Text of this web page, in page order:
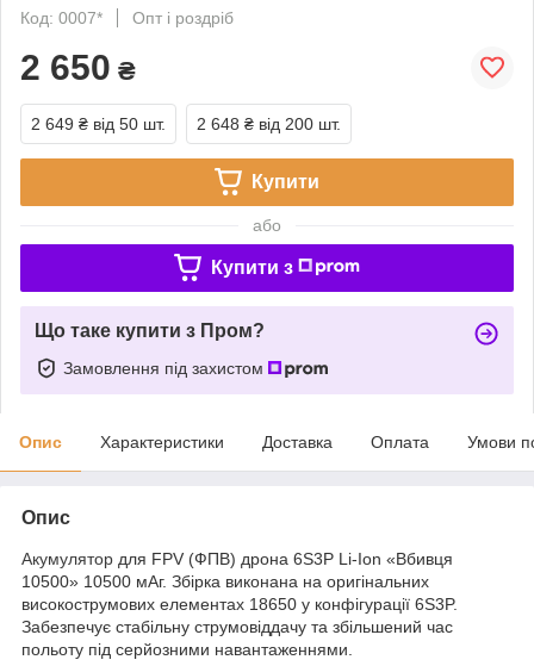
Код: 0007*
Опт і роздріб
2 650 ₴
2 649 ₴ від 50 шт. 2 648 ₴ від 200 шт.
Купити
або
Купити з
Що таке купити з Пром?
Замовлення під захистом
Опис Характеристики Доставка Оплата Умови
Опис
Акумулятор для FPV (ФПВ) дрона 6S3P Li-Ion «Вбивця
10500» 10500 мАг. Збірка виконана на оригінальних
високострумових елементах 18650 у конфігурації 6S3P.
Забезпечує стабільну струмовіддачу та збільшений час
польоту під серйозними навантаженнями.